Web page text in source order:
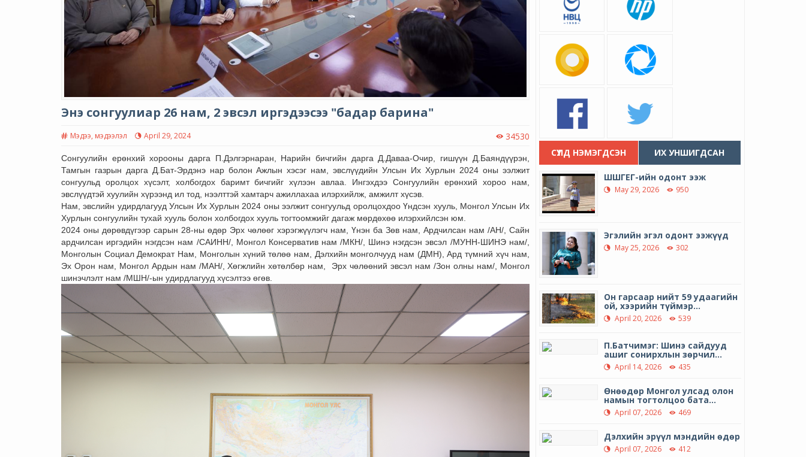
Энэ сонгуулиар 26 нам, 2 эвсэл иргэдээсээ "бадар барина"
Мэдээ, мэдээлэл April 29, 2024 34530
Сонгуулийн ерөнхий хорооны дарга П.Дэлгэрнаран, Нарийн бичгийн дарга Д.Даваа-Очир, гишүүн Д.Баяндүүрэн,
Тамгын газрын дарга Д.Бат-Эрдэнэ нар болон Ажлын хэсэг нам, эвслүүдийн Улсын Их Хурлын 2024 оны ээлжит
сонгуульд оролцох хүсэлт, холбогдох баримт бичгийг хүлээн авлаа. Ингэхдээ Сонгуулийн ерөнхий хороо нам,
эвслүүдтэй хуулийн хүрээнд ил тод, нээлттэй хамтарч ажиллахаа илэрхийлж, амжилт хүсэв.
Нам, эвслийн удирдлагууд Улсын Их Хурлын 2024 оны ээлжит сонгуульд оролцохдоо Үндсэн хууль, Монгол Улсын Их
Хурлын сонгуулийн тухай хууль болон холбогдох хууль тогтоомжийг дагаж мөрдөхөө илэрхийлсэн юм.
2024 оны дөрөвдүгээр сарын 28-ны өдөр Эрх чөлөөг хэрэгжүүлэгч нам, Үнэн ба Зөв нам, Ардчилсан нам /АН/, Сайн
ардчилсан иргэдийн нэгдсэн нам /САИНН/, Монгол Консерватив нам /МКН/, Шинэ нэгдсэн эвсэл /МУНН-ШИНЭ нам/,
Монголын Социал Демократ Нам, Монголын хүний төлөө нам, Дэлхийн монголчууд нам (ДМН), Ард түмний хүч нам,
Эх Орон нам, Монгол Ардын нам /МАН/, Хөгжлийн хөтөлбөр нам, Эрх чөлөөний эвсэл нам /Зон олны нам/, Монгол
шинэчлэлт нам /МШН/-ын удирдлагууд хүсэлтээ өгөв.
СҮҮЛД НЭМЭГДСЭН ИХ УНШИГДСАН
ШШГЕГ-ийн одонт ээж
May 29, 2026 950
Эгэлийн эгэл одонт ээжүүд
May 25, 2026 302
Он гарсаар нийт 59 удаагийн
ой, хээрийн түймэр...
April 20, 2026 539
П.Батчимэг: Шинэ сайдууд
ашиг сонирхлын зөрчил...
April 14, 2026 435
Өнөөдөр Монгол улсад олон
намын тогтолцоо бата...
April 07, 2026 469
Дэлхийн эрүүл мэндийн өдөр
April 07, 2026 412